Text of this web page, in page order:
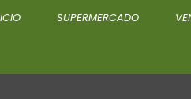
SUPERMERCADO